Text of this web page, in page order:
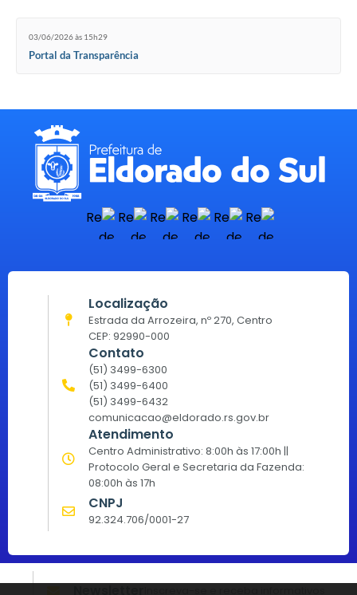
03/06/2026 às 15h29
Portal da Transparência
Localização
Estrada da Arrozeira, nº 270, Centro
CEP: 92990-000
Contato
(51) 3499-6300
(51) 3499-6400
(51) 3499-6432
comunicacao@eldorado.rs.gov.br
Atendimento
Centro Administrativo: 8:00h às 17:00h ||
Protocolo Geral e Secretaria da Fazenda:
08:00h às 17h
CNPJ
92.324.706/0001-27